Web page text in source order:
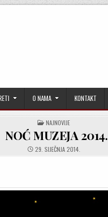
O NAMA KONTAKT
POSTED
IN
NAJNOVIJE
NOĆ MUZEJA 2014.
29. SIJEČNJA 2014.